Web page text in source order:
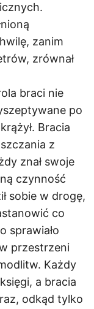
zanim
zrównał
braci nie
po
Bracia
z
znał swoje
czynność
sobie w drogę,
co
sprawiało
przestrzeni
Każdy
a bracia
odkąd tylko